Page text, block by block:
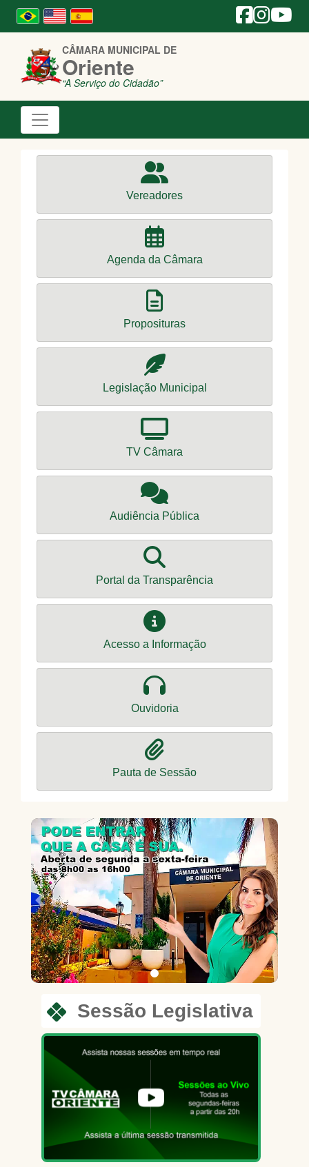
CÂMARA MUNICIPAL DE
Oriente
“A Serviço do Cidadão”
Vereadores
Agenda da Câmara
Proposituras
Legislação Municipal
TV Câmara
Audiência Pública
Portal da Transparência
Acesso a Informação
Ouvidoria
Pauta de Sessão
Previous Next
Sessão Legislativa